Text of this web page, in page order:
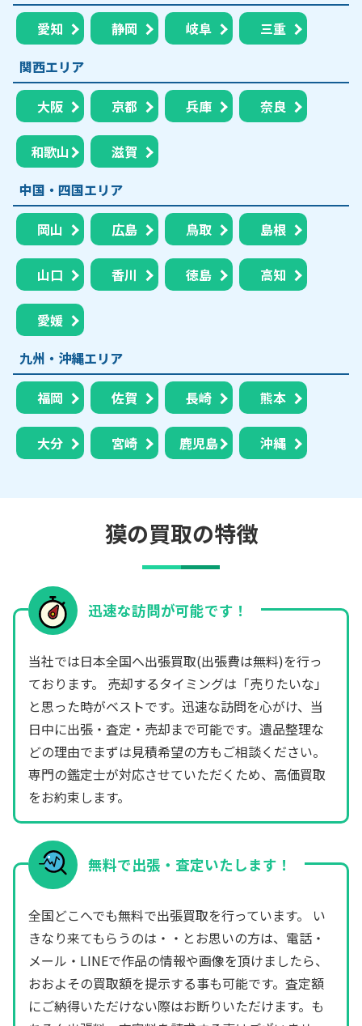
愛知 静岡 岐阜
三重
関西エリア
大阪 京都 兵庫 奈良
和歌山
滋賀
中国・四国エリア
岡山 広島 鳥取 島根
山口 香川 徳島 高知
愛媛
九州・沖縄エリア
福岡 佐賀 長崎 熊本
大分 宮崎 鹿児島 沖縄
獏の買取の特徴
迅速な訪問が可能です！
当社では日本全国へ出張買取(出張費は無料)を行っ
ております。 売却するタイミングは「売りたいな」
と思った時がベストです。迅速な訪問を心がけ、当
日中に出張・査定・売却まで可能です。遺品整理な
どの理由でまずは見積希望の方もご相談ください。
専門の鑑定士が対応させていただくため、高価買取
をお約束します。
無料で出張・査定いたします！
全国どこへでも無料で出張買取を行っています。 い
きなり来てもらうのは・・とお思いの方は、電話・
メール・LINEで作品の情報や画像を頂けましたら、
おおよその買取額を提示する事も可能です。査定額
にご納得いただけない際はお断りいただけます。も